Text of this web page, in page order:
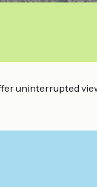
uninterrupted